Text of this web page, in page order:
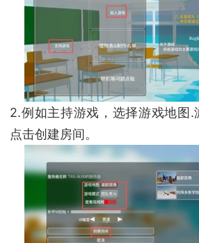
2.例如主持游戏，选择游戏地图.
点击创建房间。